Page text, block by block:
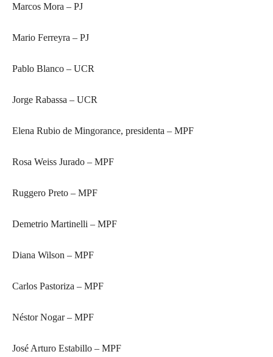
Marcos Mora – PJ
Mario Ferreyra – PJ
Pablo Blanco – UCR
Jorge Rabassa – UCR
Elena Rubio de Mingorance, presidenta – MPF
Rosa Weiss Jurado – MPF
Ruggero Preto – MPF
Demetrio Martinelli – MPF
Diana Wilson – MPF
Carlos Pastoriza – MPF
Néstor Nogar – MPF
José Arturo Estabillo – MPF